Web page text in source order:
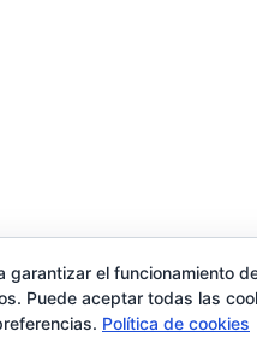
el funcionamiento
Puede aceptar todas las
Política de cookies